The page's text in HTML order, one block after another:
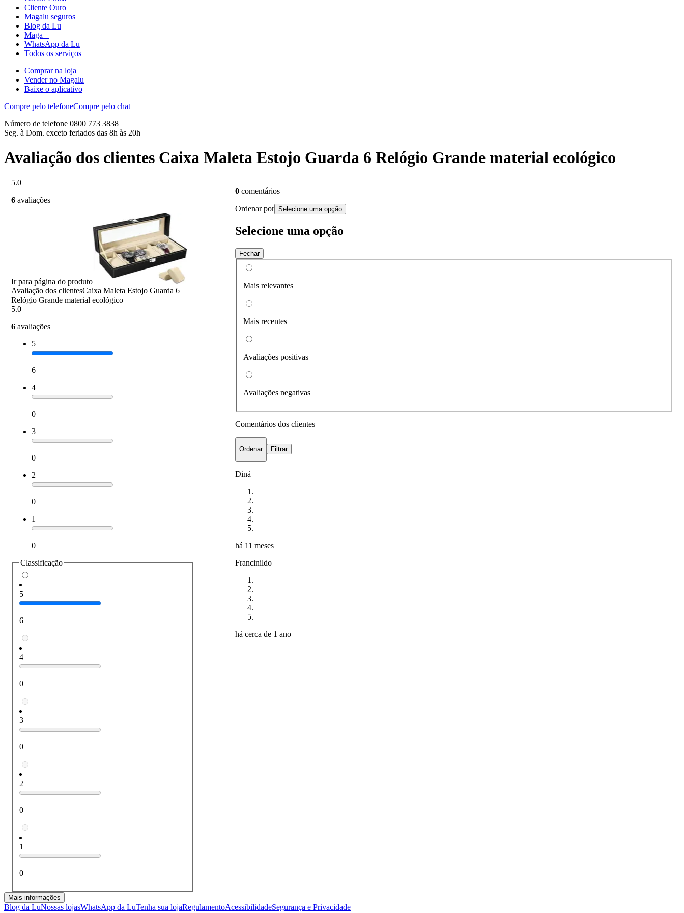
Cliente Ouro
Magalu seguros
Blog da Lu
Maga +
WhatsApp da Lu
Todos os serviços
Comprar na loja
Vender no Magalu
Baixe o aplicativo
Compre pelo telefoneCompre pelo chat
Número de telefone 0800 773 3838
Seg. à Dom. exceto feriados das 8h às 20h
Avaliação dos clientes Caixa Maleta Estojo Guarda 6 Relógio Grande material ecológico
5.0
6 avaliações
Ir para página do produto
Avaliação dos clientesCaixa Maleta Estojo Guarda 6
Relógio Grande material ecológico
5.0
6 avaliações
5
6
4
0
3
0
2
0
1
0
Classificação
5
6
4
0
3
0
2
0
1
0
0 comentários
Ordenar por Selecione uma opção
Selecione uma opção
Fechar
Mais relevantes
Mais recentes
Avaliações positivas
Avaliações negativas
Comentários dos clientes
Ordenar Filtrar
Diná
há 11 meses
Francinildo
há cerca de 1 ano
Mais informações
Blog da LuNossas lojasWhatsApp da LuTenha sua lojaRegulamentoAcessibilidadeSegurança e Privacidade